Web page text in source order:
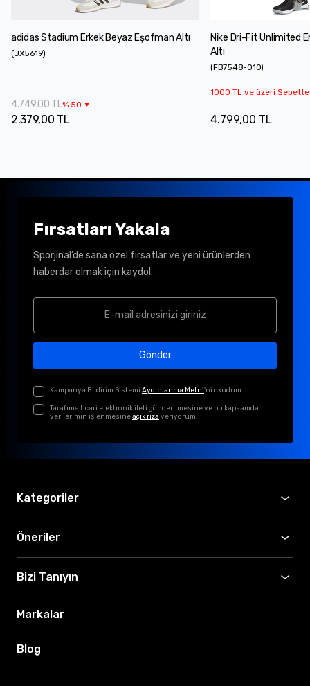
adidas Stadium Erkek Beyaz Eşofman Altı
(JX5619)
4.749,00 TL% 50
2.379,00 TL
Nike Dri-Fit Unlimited
Altı
(FB7548-010)
1000 TL ve üzeri
4.799,00 TL
Fırsatları Yakala
Sporjinal’de sana özel fırsatlar ve yeni ürünlerden
haberdar olmak için kaydol.
Gönder
Kampanya Bildirim Sistemi Aydınlanma Metni'ni okudum.
Tarafıma ticari elektronik ileti gönderilmesine ve bu kapsamda
verilerimin işlenmesineaçık rıza veriyorum.
Kategoriler
Öneriler
Bizi Tanıyın
Markalar
Blog